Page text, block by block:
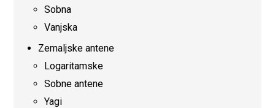
Sobna
Vanjska
Zemaljske antene
Logaritamske
Sobne antene
Yagi